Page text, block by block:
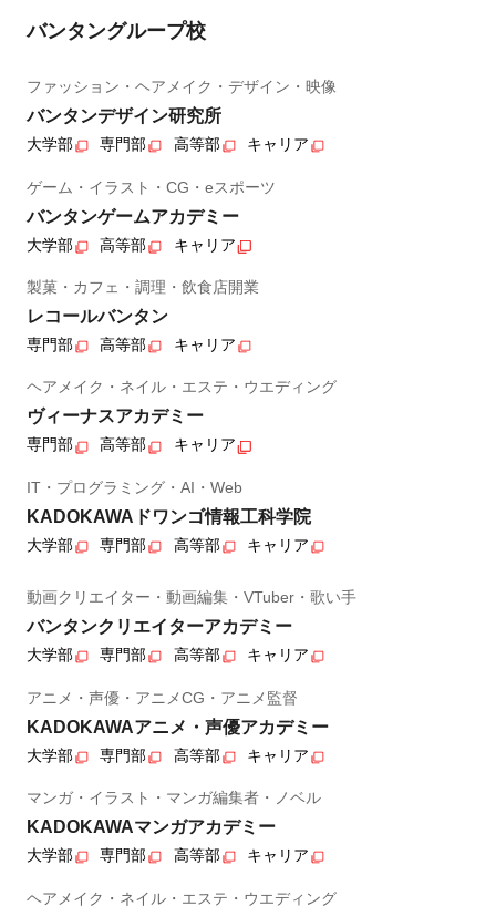
バンタングループ校
ファッション・ヘアメイク・デザイン・映像
バンタンデザイン研究所
大学部 専門部 高等部 キャリア
ゲーム・イラスト・CG・eスポーツ
バンタンゲームアカデミー
大学部 高等部 キャリア
製菓・カフェ・調理・飲食店開業
レコールバンタン
専門部 高等部 キャリア
ヘアメイク・ネイル・エステ・ウエディング
ヴィーナスアカデミー
専門部 高等部 キャリア
IT・プログラミング・AI・Web
KADOKAWAドワンゴ情報工科学院
大学部 専門部 高等部 キャリア
動画クリエイター・動画編集・VTuber・歌い手
バンタンクリエイターアカデミー
大学部 専門部 高等部 キャリア
アニメ・声優・アニメCG・アニメ監督
KADOKAWAアニメ・声優アカデミー
大学部 専門部 高等部 キャリア
マンガ・イラスト・マンガ編集者・ノベル
KADOKAWAマンガアカデミー
大学部 専門部 高等部 キャリア
ヘアメイク・ネイル・エステ・ウエディング